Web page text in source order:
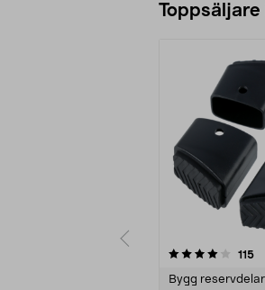
115
Bygg reservdelar
4.5 av